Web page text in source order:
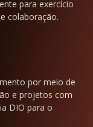
para exercício
colaboração.
por meio de
e projetos com
DIO para o